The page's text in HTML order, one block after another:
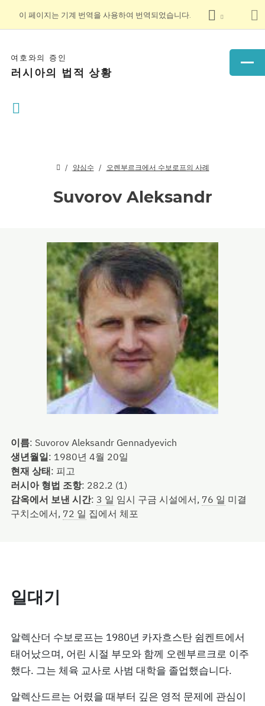
이 페이지는 기계 번역을 사용하여 번역되었습니다.
여호와의 증인
러시아의 법적 상황
양심수 오렌부르크에서 수보로프의 사례
Suvorov Aleksandr
이름: Suvorov Aleksandr Gennadyevich
생년월일: 1980년 4월 20일
현재 상태: 피고
러시아 형법 조항: 282.2 (1)
감옥에서 보낸 시간: 3 일 임시 구금 시설에서, 76 일 미결
구치소에서, 72 일 집에서 체포
일대기
알렉산더 수보로프는 1980년 카자흐스탄 쉼켄트에서
태어났으며, 어린 시절 부모와 함께 오렌부르크로 이주
했다. 그는 체육 교사로 사범 대학을 졸업했습니다.
알렉산드르는 어렸을 때부터 깊은 영적 문제에 관심이